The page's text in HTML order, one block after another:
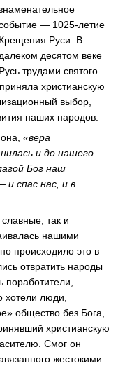
— 1025-летие
Крещения Руси. В
далеком десятом веке
Русь трудами святого
христианскую
выбор,
наших народов.
«вера
и до нашего
Бог наш
и спас нас, и в
так и
нашими
происходило это в
отвратить народы
поработители,
хотели люди,
общество без Бога,
христианскую
Смог он
жестокими